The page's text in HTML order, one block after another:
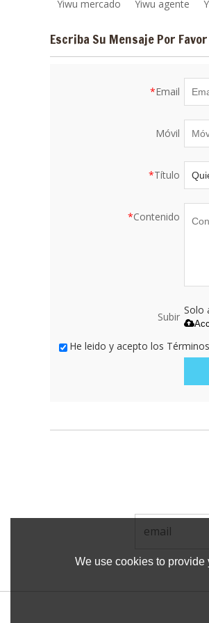
Yiwu mercado Yiwu agente
Escriba Su Mensaje Por Favor
*Email
Móvil
*Título
*Contenido
Subir
Solo
He leido y acepto los
We use cookies to